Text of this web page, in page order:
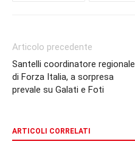
Articolo precedente
Santelli coordinatore regionale
di Forza Italia, a sorpresa
prevale su Galati e Foti
ARTICOLI CORRELATI